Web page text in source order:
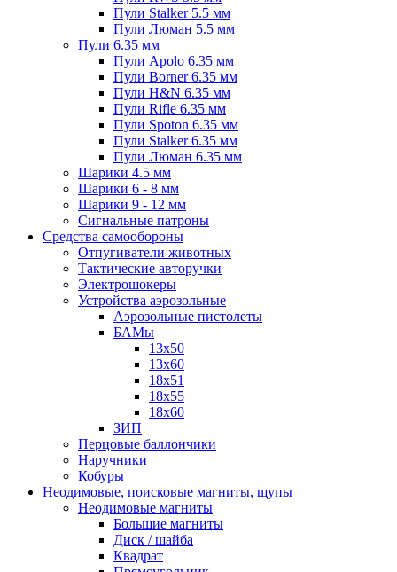
Пули Stalker 5.5 мм
Пули Люман 5.5 мм
Пули 6.35 мм
Пули Apolo 6.35 мм
Пули Borner 6.35 мм
Пули H&N 6.35 мм
Пули Rifle 6.35 мм
Пули Spoton 6.35 мм
Пули Stalker 6.35 мм
Пули Люман 6.35 мм
Шарики 4.5 мм
Шарики 6 - 8 мм
Шарики 9 - 12 мм
Сигнальные патроны
Средства самообороны
Отпугиватели животных
Тактические авторучки
Электрошокеры
Устройства аэрозольные
Аэрозольные пистолеты
БАМы
13х50
13х60
18х51
18х55
18х60
ЗИП
Перцовые баллончики
Наручники
Кобуры
Неодимовые, поисковые магниты, щупы
Неодимовые магниты
Большие магниты
Диск / шайба
Квадрат